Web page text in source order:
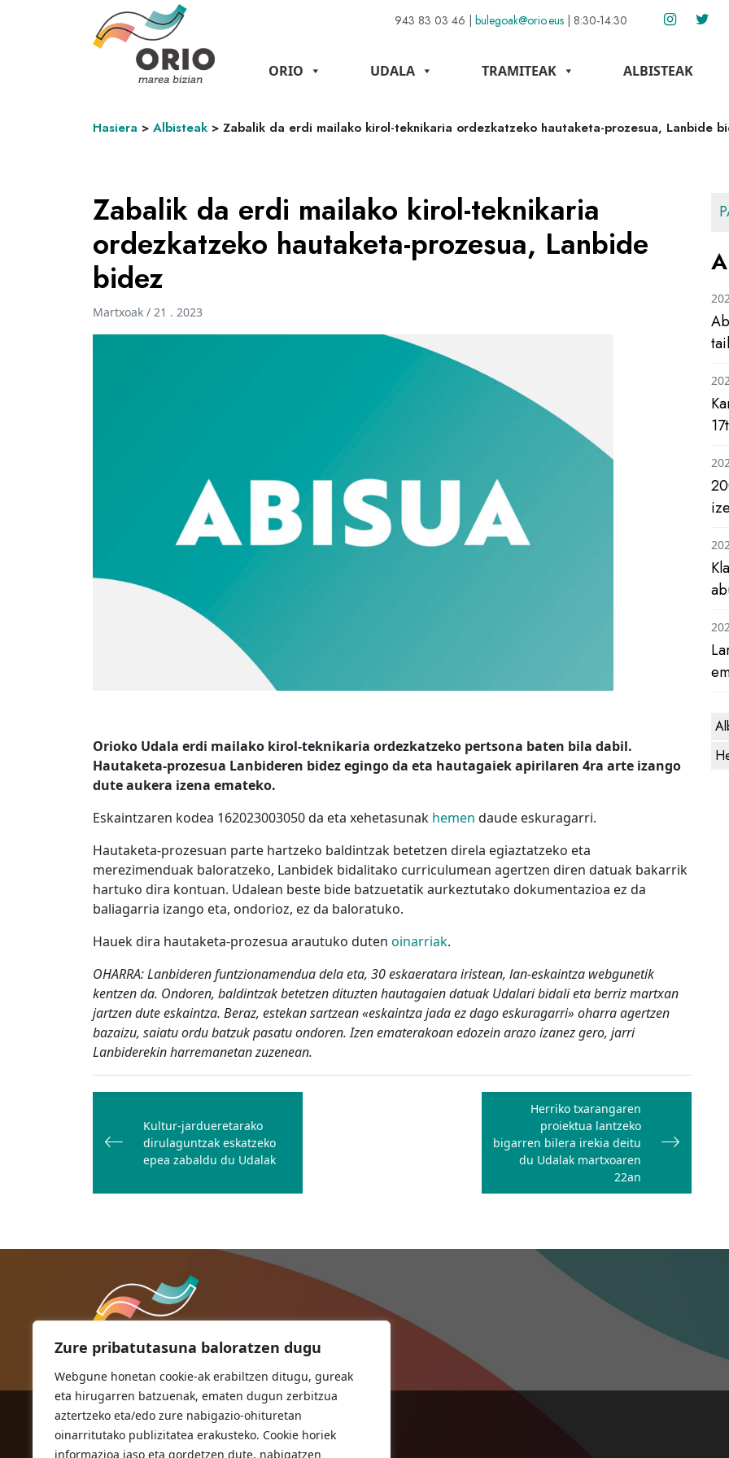
Zure pribatutasuna baloratzen dugu
Webgune honetan cookie-ak erabiltzen ditugu, gureak
eta hirugarren batzuenak, ematen dugun zerbitzua
aztertzeko eta/edo zure nabigazio-ohituretan
oinarritutako publizitatea erakusteko. Cookie horiek
informazioa jaso eta gordetzen dute, nabigatzen
943 83 03 46 | bulegoak@orio.eus | 8:30-14:30
ORIO UDALA TRAMITEAK ALBISTEAK
Hasiera > Albisteak > Zabalik da erdi mailako kirol-teknikaria ordezkatzeko hautaketa-prozesua, Lanbide
Zabalik da erdi mailako kirol-teknikaria
ordezkatzeko hautaketa-prozesua, Lanbide
bidez
Martxoak / 21 . 2023
Orioko Udala erdi mailako kirol-teknikaria ordezkatzeko pertsona baten bila dabil.
Hautaketa-prozesua Lanbideren bidez egingo da eta hautagaiek apirilaren 4ra arte izango
dute aukera izena emateko.
Eskaintzaren kodea 162023003050 da eta xehetasunak hemen daude eskuragarri.
Hautaketa-prozesuan parte hartzeko baldintzak betetzen direla egiaztatzeko eta
merezimenduak baloratzeko, Lanbidek bidalitako curriculumean agertzen diren datuak bakarrik
hartuko dira kontuan. Udalean beste bide batzuetatik aurkeztutako dokumentazioa ez da
baliagarria izango eta, ondorioz, ez da baloratuko.
Hauek dira hautaketa-prozesua arautuko duten oinarriak.
OHARRA: Lanbideren funtzionamendua dela eta, 30 eskaeratara iristean, lan-eskaintza webgunetik
kentzen da. Ondoren, baldintzak betetzen dituzten hautagaien datuak Udalari bidali eta berriz martxan
jartzen dute eskaintza. Beraz, estekan sartzean «eskaintza jada ez dago eskuragarri» oharra agertzen
bazaizu, saiatu ordu batzuk pasatu ondoren. Izen ematerakoan edozein arazo izanez gero, jarri
Lanbiderekin harremanetan zuzenean.
Bidalketetan
zehar
nabigatu
Kultur-jardueretarako
dirulaguntzak eskatzeko
epea zabaldu du Udalak
Herriko txarangaren
proiektua lantzeko
bigarren bilera irekia deitu
du Udalak martxoaren
22an
ORIOKO UDALA
Herriko plaza,1